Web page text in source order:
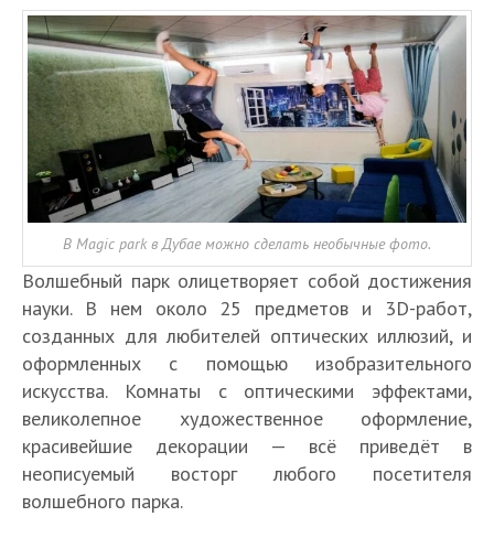
В Magic park в Дубае можно сделать необычные фото.
Волшебный парк олицетворяет собой достижения
науки. В нем около 25 предметов и 3D-работ,
созданных для любителей оптических иллюзий, и
оформленных с помощью изобразительного
искусства. Комнаты с оптическими эффектами,
великолепное художественное оформление,
красивейшие декорации — всё приведёт в
неописуемый восторг любого посетителя
волшебного парка.